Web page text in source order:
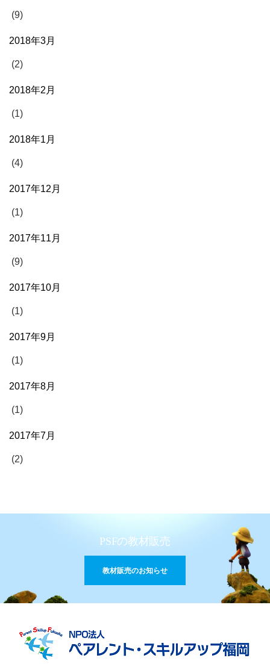
(9)
2018年3月
(2)
2018年2月
(1)
2018年1月
(4)
2017年12月
(1)
2017年11月
(9)
2017年10月
(1)
2017年9月
(1)
2017年8月
(1)
2017年7月
(2)
PSFの教材販売
教材販売のお知らせ